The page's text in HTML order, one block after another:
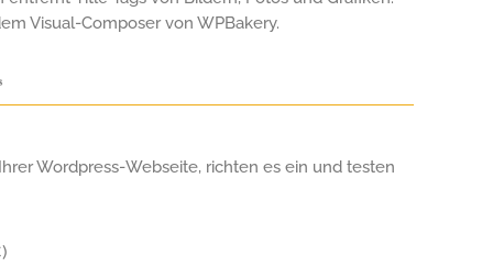
Visual-Composer von WPBakery.
Wordpress-Webseite, richten es ein und testen
)